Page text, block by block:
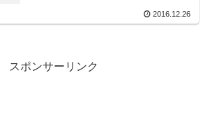
2016.12.26
スポンサーリンク